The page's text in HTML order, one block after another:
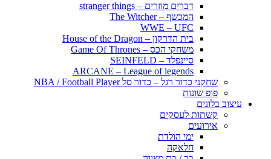
דברים מוזרים – stranger things
המכשף – The Witcher
WWE – UFC
בית הדרקון – House of the Dragon
משחקי הכס – Game Of Thrones
סיינפלד – SEINFELD
ARCANE – League of legends
שחקני כדור רגל – כדור סל NBA / Football Player
פופ שונות
עיצוב בלונים
קשתות לעסקים
אירועים
ימי הולדת
חלאקה